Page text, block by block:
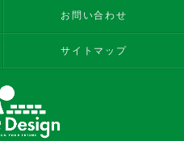
お問い合わせ
サイトマップ